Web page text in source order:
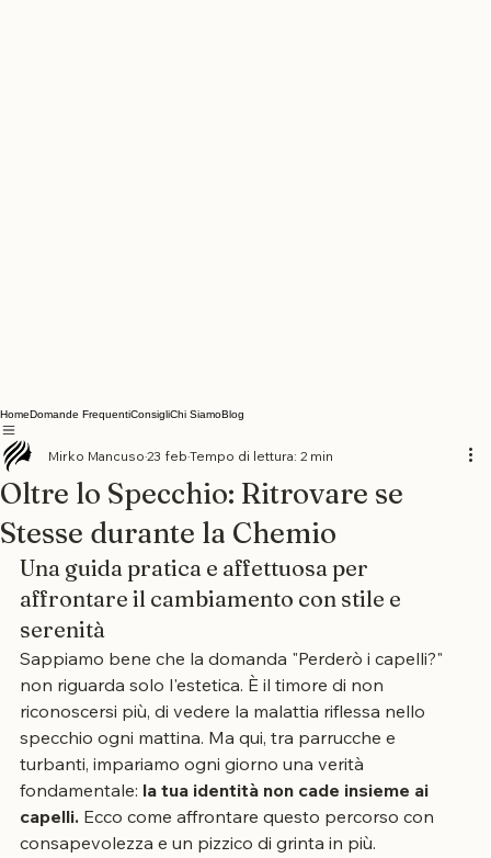
Home
Oltre lo Specchio: Ritrovare se
Stesse durante la Chemio
Mirko Mancuso23 feb Tempo di lettura: 2 min
Una guida pratica e affettuosa per
affrontare il cambiamento con stile e
serenità
Sappiamo bene che la domanda "Perderò i capelli?"
non riguarda solo l'estetica. È il timore di non
riconoscersi più, di vedere la malattia riflessa nello
specchio ogni mattina. Ma qui, tra parrucche e
turbanti, impariamo ogni giorno una verità
fondamentale: la tua identità non cade insieme ai
capelli. Ecco come affrontare questo percorso con